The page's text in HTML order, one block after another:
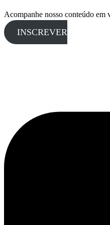
Acompanhe nosso conteúdo em
INSCREVER